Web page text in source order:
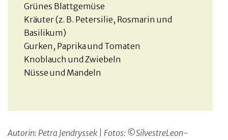
Grünes Blattgemüse
Kräuter (z. B. Petersilie, Rosmarin und
Basilikum)
Gurken, Paprika und Tomaten
Knoblauch und Zwiebeln
Nüsse und Mandeln
Autorin: Petra Jendryssek | Fotos: ©SilvestreLeon-